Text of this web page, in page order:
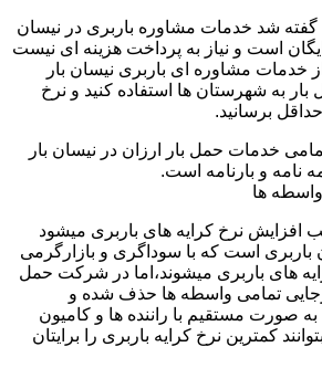
شد خدمات مشاوره باربری در نیسان
است و نیاز به پرداخت هزینه ای نیست
از خدمات مشاوره ای باربری نیسان بار
به شهرستان ها استفاده کنید و نرخ
برسانید.
خدمات حمل بار ارزان در نیسان بار
نامه و بارنامه است.
ها
افزایش نرخ کرایه های باربری میشود
باربری است که با سوداگری و بازارگرمی
های باربری میشوند،اما در شرکت حمل
تمامی واسطه ها حذف شده و
صورت مستقیم با راننده ها و کامیون
کمترین نرخ کرایه باربری را برایتان